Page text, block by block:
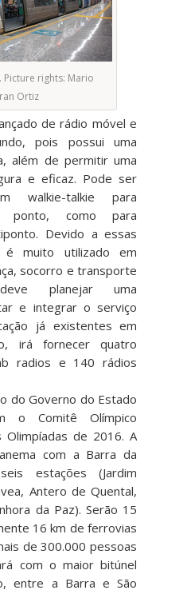
Picture rights: Mario
Ortiz
de rádio móvel e
pois possui uma
além de permitir uma
e eficaz. Pode ser
walkie-talkie para
ponto, como para
Devido a essas
é muito utilizado em
socorro e transporte
planejar uma
e integrar o serviço
já existentes em
irá fornecer quatro
radios e 140 rádios
do Governo do Estado
o Comitê Olímpico
Olimpíadas de 2016. A
com a Barra da
estações (Jardim
Antero de Quental,
da Paz). Serão 15
16 km de ferrovias
de 300.000 pessoas
com o maior bitúnel
entre a Barra e São